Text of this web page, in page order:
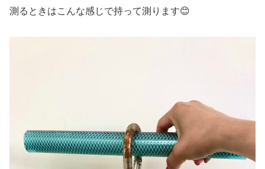
測るときはこんな感じで持って測ります😊